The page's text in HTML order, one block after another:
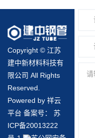
Copyright © 江苏
建中新材料科技有
限公司 All Rights
Reserved.
Powered by 祥云
平台 备案号： 苏
ICP备20013222